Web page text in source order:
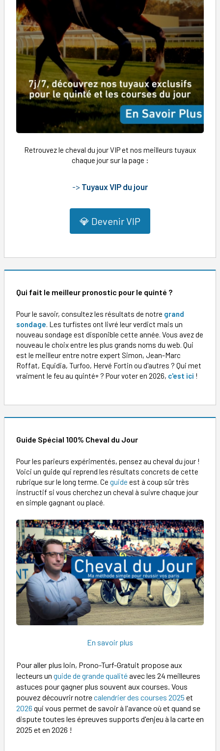
Retrouvez le cheval du jour VIP et nos meilleurs tuyaux
chaque jour sur la page :
-> Tuyaux VIP du jour
💎 Devenir VIP
Qui fait le meilleur pronostic pour le quinté ?
Pour le savoir, consultez les résultats de notre grand
sondage. Les turfistes ont livré leur verdict mais un
nouveau sondage est disponible cette année. Vous avez de
nouveau le choix entre les plus grands noms du web. Qui
est le meilleur entre notre expert Simon, Jean-Marc
Roffat, Equidia, Turfoo, Hervé Fortin ou d'autres ? Qui met
vraiment le feu au quinté+ ? Pour voter en 2026, c'est ici !
Guide Spécial 100% Cheval du Jour
Pour les parieurs expérimentés, pensez au cheval du jour !
Voici un guide qui reprend les résultats concrets de cette
rubrique sur le long terme. Ce guide est à coup sûr très
instructif si vous cherchez un cheval à suivre chaque jour
en simple gagnant ou placé.
En savoir plus
Pour aller plus loin, Prono-Turf-Gratuit propose aux
lecteurs un guide de grande qualitéavec les 24 meilleures
astuces pour gagner plus souvent aux courses. Vous
pouvez découvrir notrecalendrier des courses 2025 et
2026 qui vous permet de savoir à l'avance où et quand se
dispute toutes les épreuves supports d'enjeu à la carte en
2025 et en 2026 !